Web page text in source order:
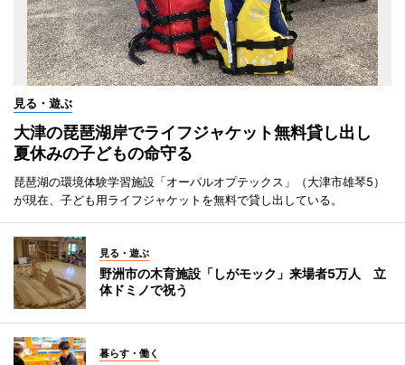
見る・遊ぶ
大津の琵琶湖岸でライフジャケット無料貸し出し
夏休みの子どもの命守る
琵琶湖の環境体験学習施設「オーパルオプテックス」（大津市雄琴5）
が現在、子ども用ライフジャケットを無料で貸し出している。
見る・遊ぶ
野洲市の木育施設「しがモック」来場者5万人 立
体ドミノで祝う
暮らす・働く